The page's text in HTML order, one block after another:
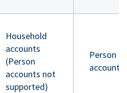
Household
accounts
(Person
accounts not
supported)
Person
accounts